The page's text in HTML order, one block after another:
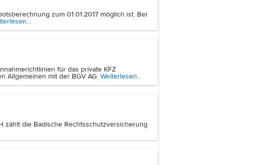
zum 01.01.2017 möglich ist. Bei
für das private KFZ
Allgemeinen mit der BGV AG. Weiterlesen...
zählt die Badische Rechtsschutzversicherung